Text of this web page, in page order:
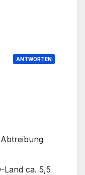
ANTWORTEN
Land ca. 5,5